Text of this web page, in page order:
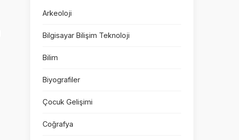
Arkeoloji
Bilgisayar Bilişim Teknoloji
Bilim
Biyografiler
Çocuk Gelişimi
Coğrafya